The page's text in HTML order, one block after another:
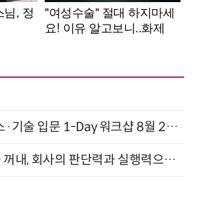
양자컴퓨팅 비즈니스·기술 입문 1-Day 워크샵 8월 28일 개최
“문서에 묻힌 지식을 꺼내, 회사의 판단력과 실행력으로 바꾸다” (8/20)